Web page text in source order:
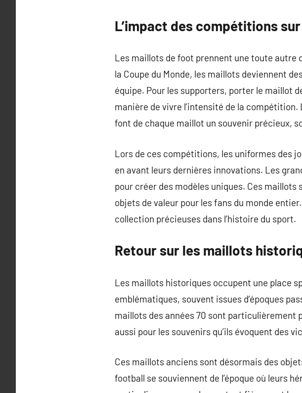
L’impact des compétitions
Les maillots de foot prennent une toute autre
la Coupe du Monde, les maillots deviennent
équipe. Pour les supporters, porter le maillot
manière de vivre l’intensité de la
font de chaque maillot un souvenir précieux,
Lors de ces compétitions, les uniformes des
en avant leurs dernières innovations. Les
pour créer des modèles uniques. Ces
objets de valeur pour les fans du monde
collection précieuses dans l’histoire du sport.
Retour sur les maillots
Les maillots historiques occupent une place
emblématiques, souvent issues d’époques
maillots des années 70 sont particulièrement
aussi pour les souvenirs qu’ils évoquent des
Ces maillots anciens sont désormais des
football se souviennent de l’époque où leurs